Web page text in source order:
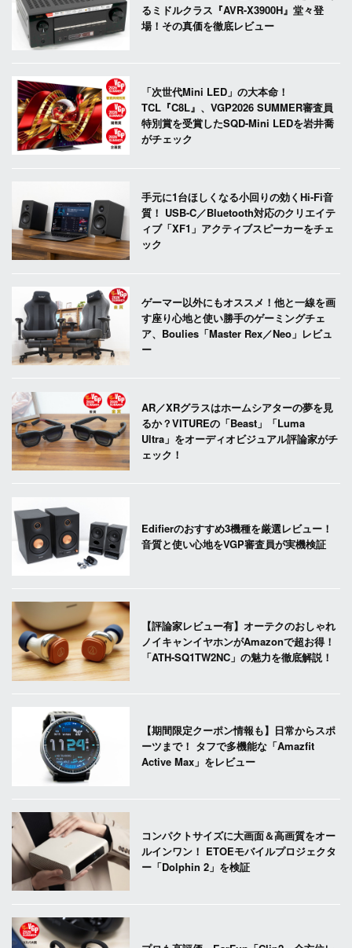
るミドルクラス『AVR-X3900H』堂々登
場！その真価を徹底レビュー
「次世代Mini LED」の大本命！
TCL『C8L』、VGP2026 SUMMER審査員
特別賞を受賞したSQD-Mini LEDを岩井喬
がチェック
手元に1台ほしくなる小回りの効くHi-Fi音
質！ USB-C／Bluetooth対応のクリエイテ
ィブ「XF1」アクティブスピーカーをチェ
ック
ゲーマー以外にもオススメ！他と一線を画
す座り心地と使い勝手のゲーミングチェ
ア、Boulies「Master Rex／Neo」レビュ
ー
AR／XRグラスはホームシアターの夢を見
るか？VITUREの「Beast」「Luma
Ultra」をオーディオビジュアル評論家がチ
ェック！
Edifierのおすすめ3機種を厳選レビュー！
音質と使い心地をVGP審査員が実機検証
【評論家レビュー有】オーテクのおしゃれ
ノイキャンイヤホンがAmazonで超お得！
「ATH-SQ1TW2NC」の魅力を徹底解説！
【期間限定クーポン情報も】日常からスポ
ーツまで！ タフで多機能な「Amazfit
Active Max」をレビュー
コンパクトサイズに大画面＆高画質をオー
ルインワン！ ETOEモバイルプロジェクタ
ー「Dolphin 2」を検証